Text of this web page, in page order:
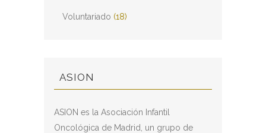
Voluntariado (18)
ASION
ASION es la Asociación Infantil
Oncológica de Madrid, un grupo de